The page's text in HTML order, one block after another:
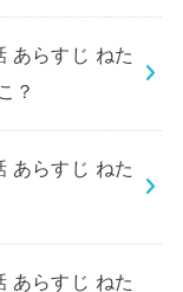
あらすじ ねた
？
あらすじ ねた
あらすじ ねた